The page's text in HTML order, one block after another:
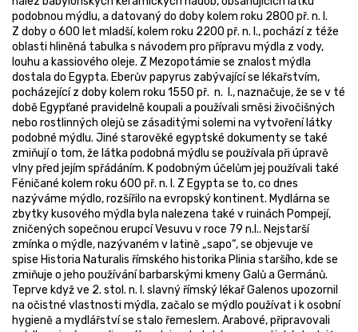
podobnou mýdlu, a datovaný do doby kolem roku 2800 př. n. l.
Z doby o 600 let mladší, kolem roku 2200 př. n. l., pochází z téže
oblasti hliněná tabulka s návodem pro přípravu mýdla z vody,
louhu a kassiového oleje. Z Mezopotámie se znalost mýdla
dostala do Egypta. Eberův papyrus zabývající se lékařstvím,
pocházející z doby kolem roku 1550 př. n. l., naznačuje, že se v té
době Egypťané pravidelně koupali a používali směsi živočišných
nebo rostlinných olejů se zásaditými solemi na vytvoření látky
podobné mýdlu. Jiné starověké egyptské dokumenty se také
zmiňují o tom, že látka podobná mýdlu se používala při úpravě
vlny před jejím spřádáním. K podobným účelům jej používali také
Féničané kolem roku 600 př. n. l. Z Egypta se to, co dnes
nazýváme mýdlo, rozšířilo na evropský kontinent. Mydlárna se
zbytky kusového mýdla byla nalezena také v ruinách Pompejí,
zničených sopečnou erupcí Vesuvu v roce 79 n.l.. Nejstarší
zmínka o mýdle, nazývaném v latině „sapo“, se objevuje ve
spise Historia Naturalis římského historika Plinia staršího, kde se
zmiňuje o jeho používání barbarskými kmeny Galů a Germánů.
Teprve když ve 2. stol. n. l. slavný římský lékař Galenos upozornil
na očistné vlastnosti mýdla, začalo se mýdlo používat i k osobní
hygieně a mydlářství se stalo řemeslem. Arabové, připravovali